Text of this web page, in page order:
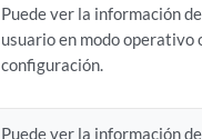
Puede ver la información
usuario en modo operativo
configuración.
Puede ver la información